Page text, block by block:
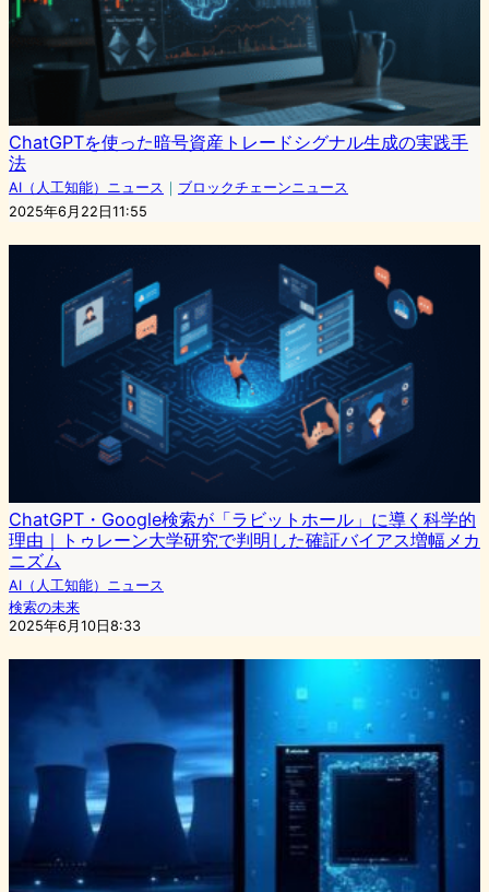
ChatGPTを使った暗号資産トレードシグナル生成の実践手
法
AI（人工知能）ニュース ｜ ブロックチェーンニュース
2025年6月22日11:55
ChatGPT・Google検索が「ラビットホール」に導く科学的
理由｜トゥレーン大学研究で判明した確証バイアス増幅メカ
ニズム
AI（人工知能）ニュース
検索の未来
2025年6月10日8:33